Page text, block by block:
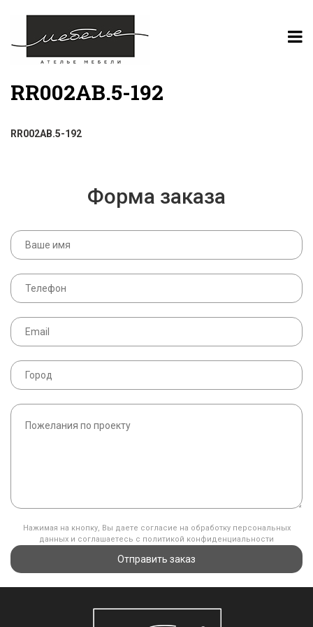
RR002AB.5-192
RR002AB.5-192
Форма заказа
Нажимая на кнопку, Вы даете согласие на обработку персональных
данных и соглашаетесь с политикой конфиденциальности
Отправить заказ